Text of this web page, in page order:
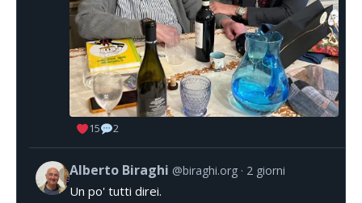
15 2
Alberto Biraghi @biraghi.org 2 giorni
Un po' tutti direi.